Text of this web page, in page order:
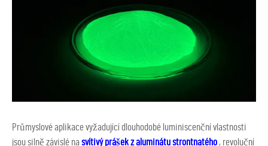
Průmyslové aplikace vyžadující dlouhodobé luminiscenční vlastnosti
jsou silně závislé nasvítivý prášek z aluminátu strontnatého , revoluční